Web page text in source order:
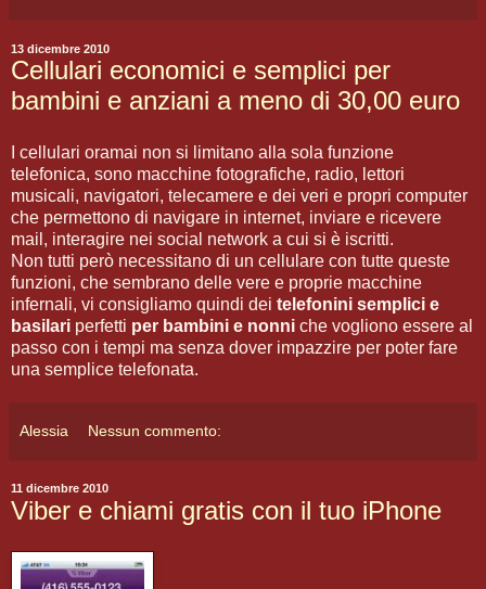
13 dicembre 2010
Cellulari economici e semplici per
bambini e anziani a meno di 30,00 euro
I cellulari oramai non si limitano alla sola funzione
telefonica, sono macchine fotografiche, radio, lettori
musicali, navigatori, telecamere e dei veri e propri computer
che permettono di navigare in internet, inviare e ricevere
mail, interagire nei social network a cui si è iscritti.
Non tutti però necessitano di un cellulare con tutte queste
funzioni, che sembrano delle vere e proprie macchine
infernali, vi consigliamo quindi dei telefonini semplici e
basilari perfetti per bambini e nonni che vogliono essere al
passo con i tempi ma senza dover impazzire per poter fare
una semplice telefonata.
Alessia Nessun commento:
11 dicembre 2010
Viber e chiami gratis con il tuo iPhone